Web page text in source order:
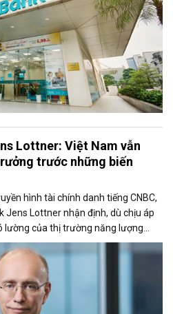
Lottner: Việt Nam vẫn
trước những biến
hình tài chính danh tiếng CNBC,
Jens Lottner nhận định, dù chịu áp
lường của thị trường năng lượng
giữ vững đà tăng trưởng. Lãnh đạo
đầu tàu kinh tế và khối doanh
ghi nhận ảnh hưởng rõ rệt, đồng
đầu tư dài hạn.